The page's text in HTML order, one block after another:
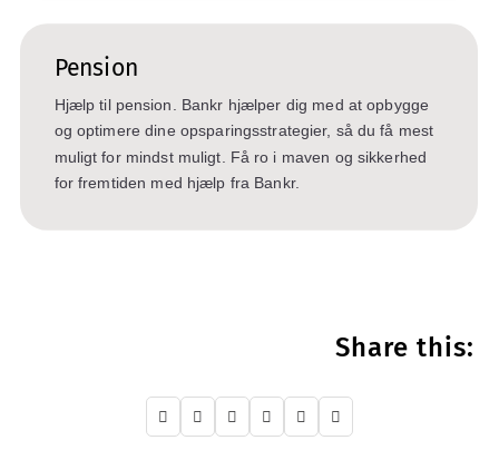
Pension
Hjælp til pension. Bankr hjælper dig med at opbygge
og optimere dine opsparingsstrategier, så du få mest
muligt for mindst muligt. Få ro i maven og sikkerhed
for fremtiden med hjælp fra Bankr.
Share this:
     